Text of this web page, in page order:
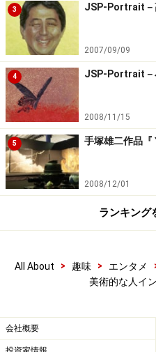
第1回【NICAF・art-
第8回NICAF展始動
新ディレクターの米山馨さ
※記事内容は執筆時点のもので
い。
3 JSP-Portrait－
2007/09/09
4 JSP-Portrait－
2008/11/15
5 手塚雄二作品『
2008/12/01
ランキング
All About > 趣味 > エンタメ
美術的な人イ
会社概要